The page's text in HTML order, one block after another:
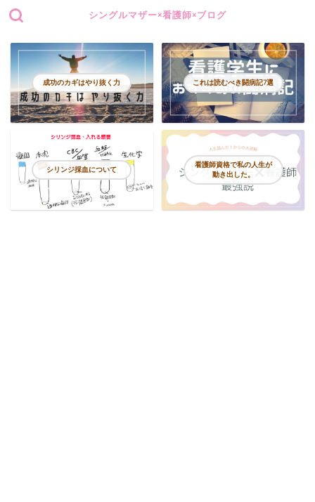
シングルマザー×看護師×ブログ
成功のカギはやり抜く力 これは読むべき闘病記7選
シリンジ採血について
看護師資格で私の人生が
動き出した。